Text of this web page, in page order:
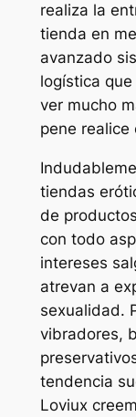
realiza la
tienda en
avanzado
logística
ver mucho
pene realice
tiendas
de
con todo
intereses
atrevan a
sexualidad.
vibradores,
tendencia
Loviux